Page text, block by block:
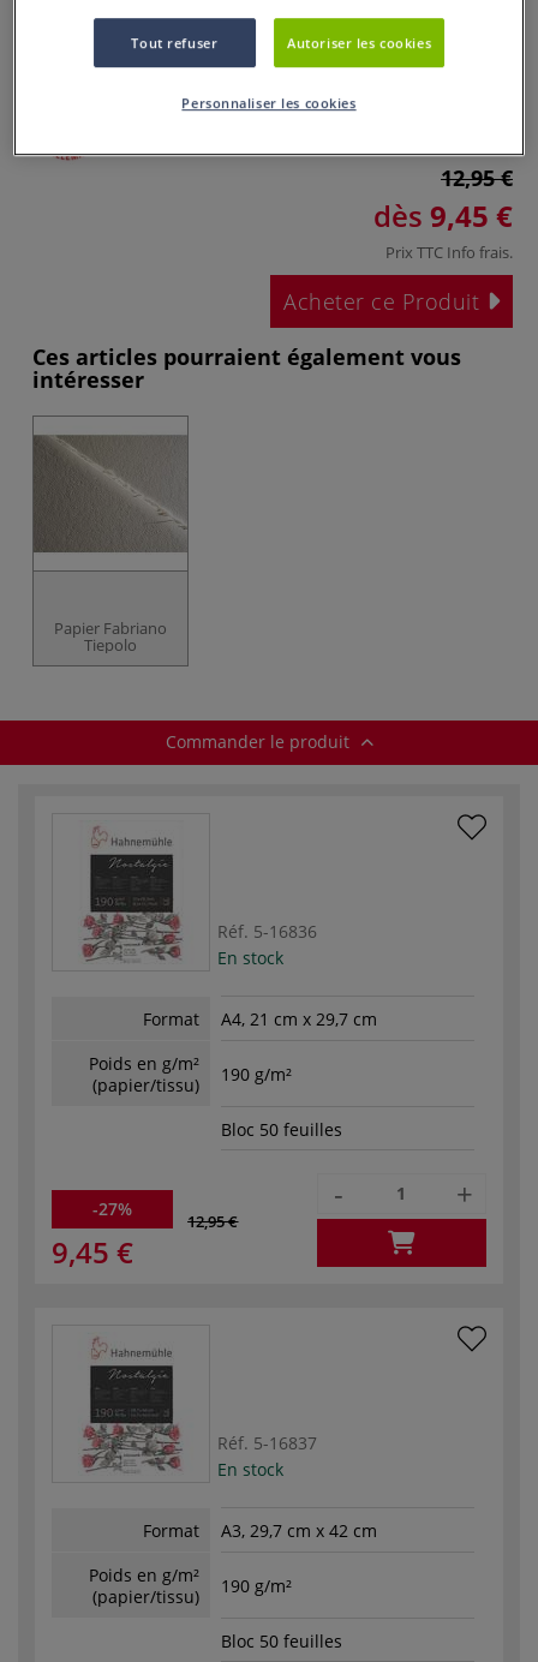
crayons de couleur, au fusain, à la sanguine, à la craie
12,95 €
dès 9,45 €
Prix TTC Info frais.
Acheter ce Produit
Ces articles pourraient également vous
intéresser
Papier Fabriano
Tiepolo
Commander le produit
Réf. 5-16836
En stock
Format
A4, 21 cm x 29,7 cm
Poids en g/m²
(papier/tissu)
190 g/m²
Bloc 50 feuilles
-27%
12,95 €
9,45 €
- +
Réf. 5-16837
En stock
Format
A3, 29,7 cm x 42 cm
Poids en g/m²
(papier/tissu)
190 g/m²
Bloc 50 feuilles
Tout refuser Autoriser les cookies
Personnaliser les cookies